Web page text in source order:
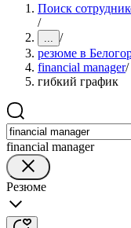
Поиск
/
... /
резюме в
financial manager/
гибкий график
financial manager
Резюме